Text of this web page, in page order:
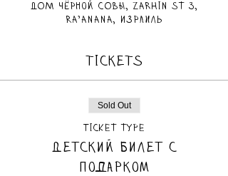
ДОМ чёрной СОВЫ, Zarhin St 3,
Ra'anana, Израиль
TICKETS
Sold Out
Ticket type
Детский билет с
подарком